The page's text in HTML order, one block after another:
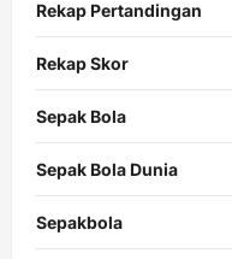
Rekap Pertandingan
Rekap Skor
Sepak Bola
Sepak Bola Dunia
Sepakbola